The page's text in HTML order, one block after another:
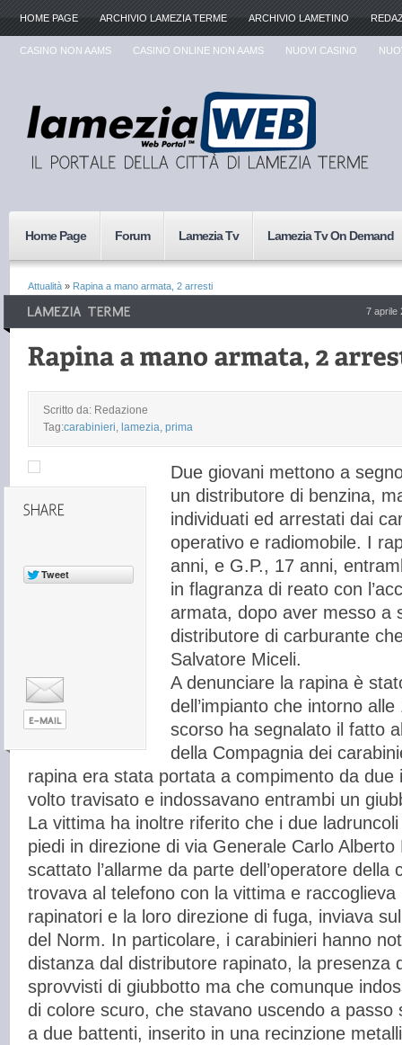
HOME PAGE ARCHIVIO LAMEZIA TERME ARCHIVIO LAMETINO
CASINO NON AAMS CASINO ONLINE NON AAMS NUOVI CASINO
Home Page Forum Lamezia Tv Lamezia Tv On Demand
Attualità » Rapina a mano armata, 2 arresti
7 aprile
Scritto da: Redazione
Tag:carabinieri lamezia prima
Due giovani mettono a
un distributore di benzina,
individuati ed arrestati dai
operativo e radiomobile. I
anni, e G.P., 17 anni,
in flagranza di reato con
armata, dopo aver messo a
distributore di carburante
Salvatore Miceli.
A denunciare la rapina è
dell’impianto che intorno
scorso ha segnalato il fatto
della Compagnia dei
rapina era stata portata a compimento da due
volto travisato e indossavano entrambi un
La vittima ha inoltre riferito che i due
piedi in direzione di via Generale Carlo
scattato l’allarme da parte dell’operatore
trovava al telefono con la vittima e
rapinatori e la loro direzione di fuga, inviava
del Norm. In particolare, i carabinieri hanno
distanza dal distributore rapinato, la presenza
sprovvisti di giubbotto ma che comunque
di colore scuro, che stavano uscendo a passo
a due battenti, inserito in una recinzione